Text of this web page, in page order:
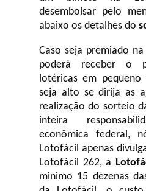
desembolsar pelo
abaixo os detalhes do
Caso seja premiado
poderá receber o
lotéricas em
seja alto se dirija as
realização do sorteio
inteira
econômica federal,
Lotofácil apenas
Lotofácil 262, a
minimo 15 dezenas